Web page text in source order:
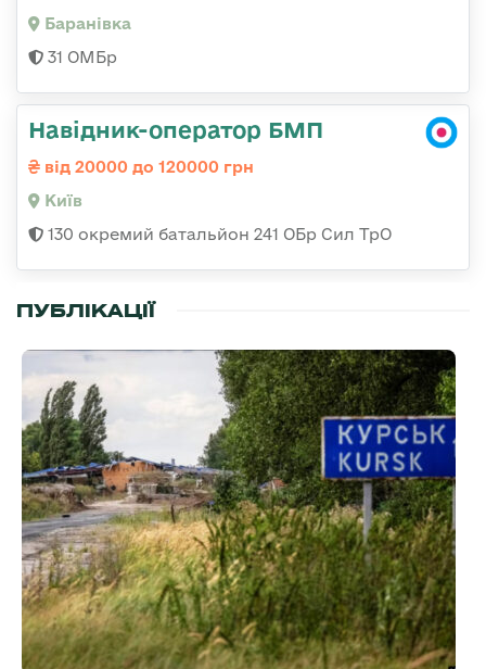
Баранівка
31 ОМБр
Навідник-оператор БМП
від 20000 до 120000 грн
Київ
130 окремий батальйон 241 ОБр Сил ТрО
ПУБЛІКАЦІЇ